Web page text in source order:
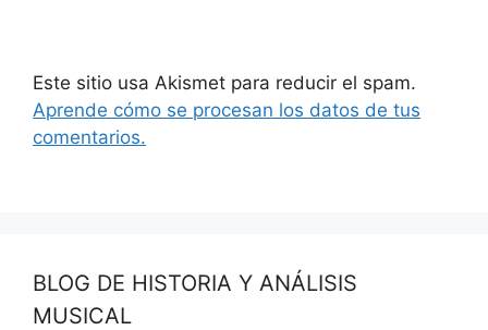
Este sitio usa Akismet para reducir el spam.
Aprende cómo se procesan los datos de tus
comentarios.
BLOG DE HISTORIA Y ANÁLISIS
MUSICAL